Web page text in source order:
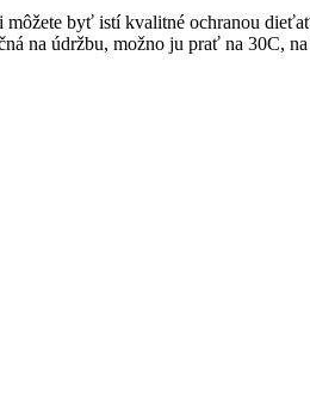
byť istí kvalitné ochranou
na údržbu, možno ju prať na 30C,